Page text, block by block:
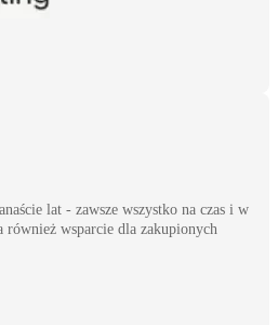
lat - zawsze wszystko na czas i w
również wsparcie dla zakupionych